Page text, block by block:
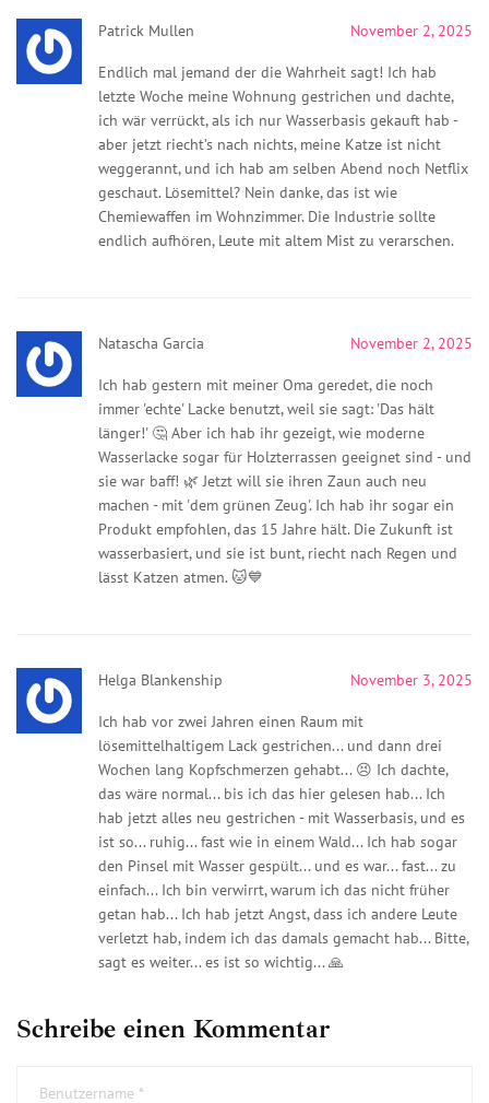
Patrick Mullen November 2, 2025
Endlich mal jemand der die Wahrheit sagt! Ich hab
letzte Woche meine Wohnung gestrichen und dachte,
ich wär verrückt, als ich nur Wasserbasis gekauft hab -
aber jetzt riecht’s nach nichts, meine Katze ist nicht
weggerannt, und ich hab am selben Abend noch Netflix
geschaut. Lösemittel? Nein danke, das ist wie
Chemiewaffen im Wohnzimmer. Die Industrie sollte
endlich aufhören, Leute mit altem Mist zu verarschen.
Natascha Garcia November 2, 2025
Ich hab gestern mit meiner Oma geredet, die noch
immer 'echte' Lacke benutzt, weil sie sagt: 'Das hält
länger!' 🤔 Aber ich hab ihr gezeigt, wie moderne
Wasserlacke sogar für Holzterrassen geeignet sind - und
sie war baff! 🌿 Jetzt will sie ihren Zaun auch neu
machen - mit 'dem grünen Zeug'. Ich hab ihr sogar ein
Produkt empfohlen, das 15 Jahre hält. Die Zukunft ist
wasserbasiert, und sie ist bunt, riecht nach Regen und
lässt Katzen atmen. 🐱💙
Helga Blankenship November 3, 2025
Ich hab vor zwei Jahren einen Raum mit
lösemittelhaltigem Lack gestrichen... und dann drei
Wochen lang Kopfschmerzen gehabt... 😣 Ich dachte,
das wäre normal... bis ich das hier gelesen hab... Ich
hab jetzt alles neu gestrichen - mit Wasserbasis, und es
ist so... ruhig... fast wie in einem Wald... Ich hab sogar
den Pinsel mit Wasser gespült... und es war... fast... zu
einfach... Ich bin verwirrt, warum ich das nicht früher
getan hab... Ich hab jetzt Angst, dass ich andere Leute
verletzt hab, indem ich das damals gemacht hab... Bitte,
sagt es weiter... es ist so wichtig... 🙏
Schreibe einen Kommentar